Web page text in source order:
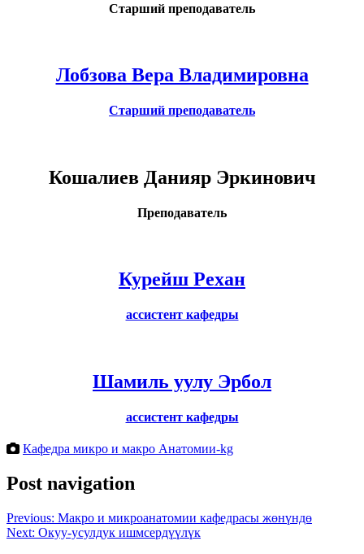
Старший преподаватель
Лобзова Вера Владимировна
Старший преподаватель
Кошалиев Данияр Эркинович
Преподаватель
Курейш Рехан
ассистент кафедры
Шамиль уулу Эрбол
ассистент кафедры
Кафедра микро и макро Анатомии-kg
Post navigation
Previous: Макро и микроанатомии кафедрасы жөнүндө
Next: Окуу-усулдук ишмсердүүлүк